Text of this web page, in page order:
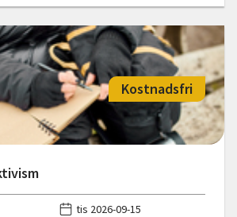
Kostnadsfri
tis 2026-09-15